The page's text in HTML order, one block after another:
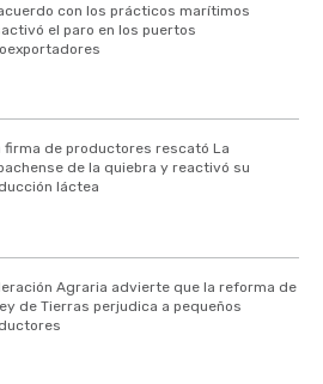
con los prácticos marítimos
el paro en los puertos
firma de productores rescató La
de la quiebra y reactivó su
láctea
Agraria advierte que la reforma de
de Tierras perjudica a pequeños